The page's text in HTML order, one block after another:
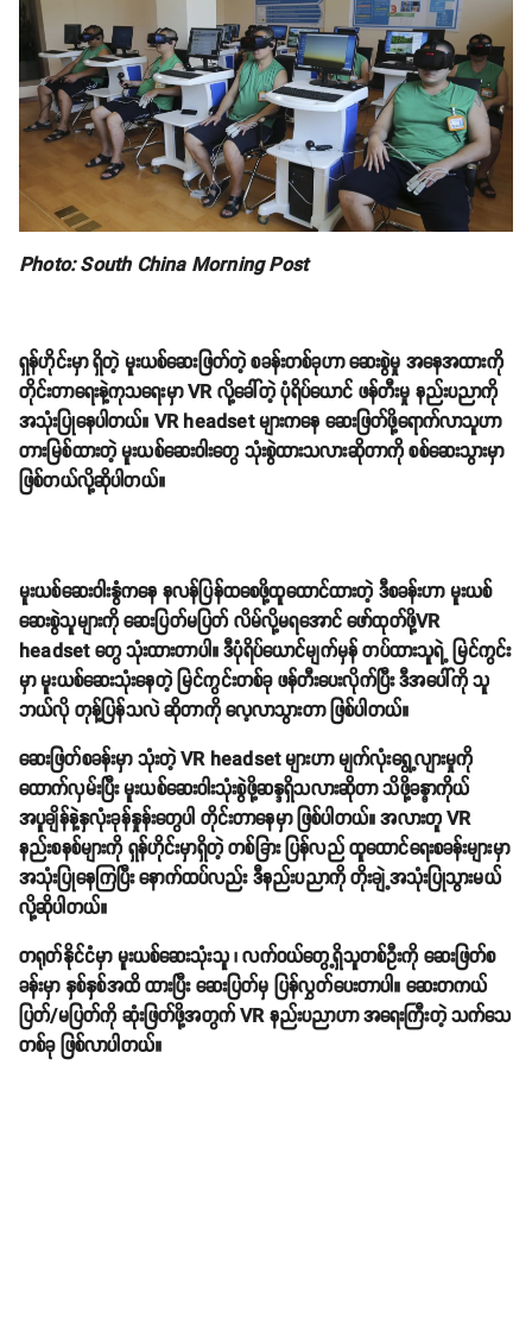
Photo: South China Morning Post
ရှန်ဟိုင်းမှာ ရှိတဲ့ မူးယစ်ဆေးဖြတ်တဲ့ စခန်းတစ်ခုဟာ ဆေးစွဲမှု အနေအထားကို
တိုင်းတာရေးနဲ့ကုသရေးမှာ VR လို့ခေါ်တဲ့ ပုံရိပ်ယောင် ဖန်တီးမှု နည်းပညာကို
အသုံးပြုနေပါတယ်။ VR headset များကနေ ဆေးဖြတ်ဖို့ရောက်လာသူဟာ
တားမြစ်ထားတဲ့ မူးယစ်ဆေးဝါးတွေ သုံးစွဲထားသလားဆိုတာကို စစ်ဆေးသွားမှာ
ဖြစ်တယ်လို့ဆိုပါတယ်။
မူးယစ်ဆေးဝါးနွံကနေ နလန်ပြန်ထစေဖို့ထူထောင်ထားတဲ့ ဒီစခန်းဟာ မူးယစ်
ဆေးစွဲသူများကို ဆေးပြတ်မပြတ် လိမ်လို့မရအောင် ဖော်ထုတ်ဖို့VR
headset တွေ သုံးထားတာပါ။ ဒီပုံရိပ်ယောင်မျက်မှန် တပ်ထားသူရဲ့ မြင်ကွင်း
မှာ မူးယစ်ဆေးသုံးနေတဲ့ မြင်ကွင်းတစ်ခု ဖန်တီးပေးလိုက်ပြီး ဒီအပေါ်ကို သူ
ဘယ်လို တုန့်ပြန်သလဲ ဆိုတာကို လေ့လာသွားတာ ဖြစ်ပါတယ်။
ဆေးဖြတ်စခန်းမှာ သုံးတဲ့ VR headset များဟာ မျက်လုံးရွေ့လျားမှုကို
ထောက်လှမ်းပြီး မူးယစ်ဆေးဝါးသုံးစွဲဖို့ဆန္ဒရှိသလားဆိုတာ သိဖို့ခန္ဓာကိုယ်
အပူချိန်နဲ့နှလုံးခုန်နှုန်းတွေပါ တိုင်းတာနေမှာ ဖြစ်ပါတယ်။ အလားတူ VR
နည်းစနစ်များကို ရှန်ဟိုင်းမှာရှိတဲ့ တစ်ခြား ပြန်လည် ထူထောင်ရေးစခန်းများမှာ
အသုံးပြုနေကြပြီး နောက်ထပ်လည်း ဒီနည်းပညာကို တိုးချဲ့အသုံးပြုသွားမယ်
လို့ဆိုပါတယ်။
တရုတ်နိုင်ငံမှာ မူးယစ်ဆေးသုံးသူ ၊ လက်ဝယ်တွေ့ရှိသူတစ်ဦးကို ဆေးဖြတ်စ
ခန်းမှာ နှစ်နှစ်အထိ ထားပြီး ဆေးပြတ်မှ ပြန်လွှတ်ပေးတာပါ။ ဆေးတကယ်
ပြတ်/မပြတ်ကို ဆုံးဖြတ်ဖို့အတွက် VR နည်းပညာဟာ အရေးကြီးတဲ့ သက်သေ
တစ်ခု ဖြစ်လာပါတယ်။